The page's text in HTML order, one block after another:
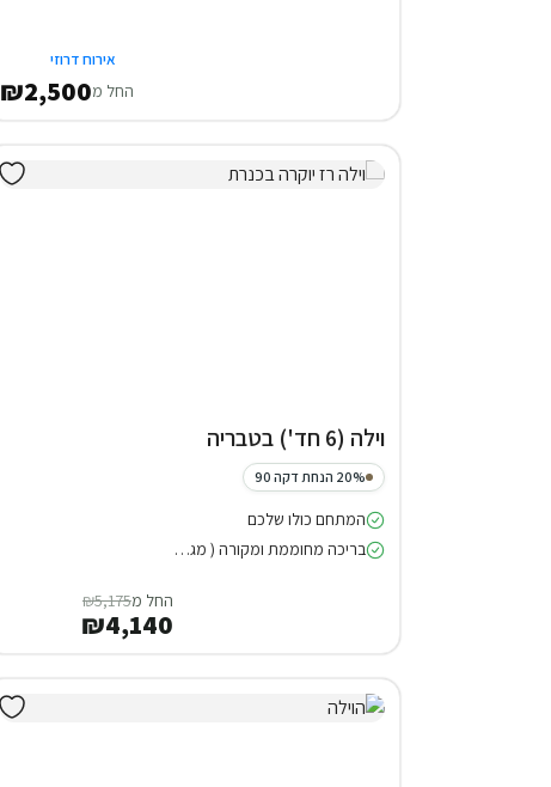
אירוח דרוזי
החל מ₪2,500
וילה (6 חד') בטבריה
20% הנחת דקה 90
המתחם כולו שלכם
בריכה מחוממת ומקורה ( מגודרת )
החל מ₪5,175
₪4,140